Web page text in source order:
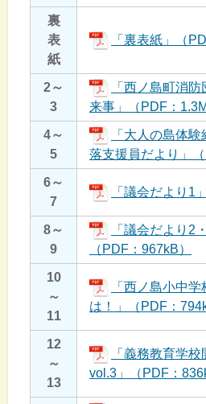
裏
表
紙
「裏表紙」（
2～
3
「西ノ島町消
来事」（PDF：
4～
5
「大人の島体
落支援員だより」（
6～
7
「議会だより1
8～
9
「議会だより2
（PDF：967kB）
10
～
11
「西ノ島小中
は！」（PDF：
12
～
13
「義務教育学
vol.3」（PDF：